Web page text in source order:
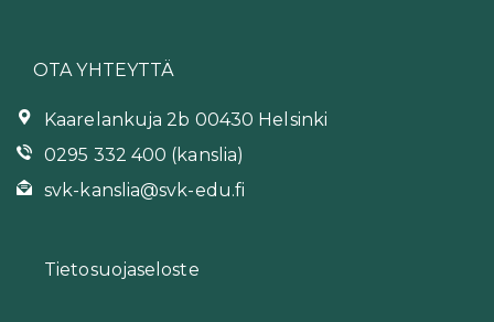
OTA YHTEYTTÄ
Kaarelankuja 2b 00430 Helsinki
0295 332 400 (kanslia)
svk-kanslia@svk-edu.fi
Tietosuojaseloste